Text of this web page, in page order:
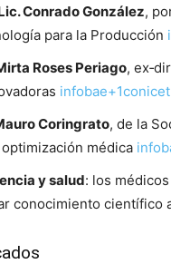
Conrado González,
para la Producción
Roses Periago,
Coringrato, de la
médica
y salud: los médicos
conocimiento científico